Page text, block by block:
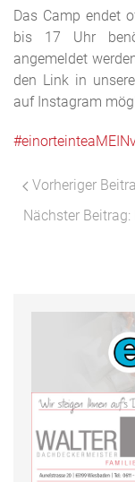
Das Camp endet
bis 17 Uhr
angemeldet
den Link in
auf Instagram
Vorheriger
Nächster